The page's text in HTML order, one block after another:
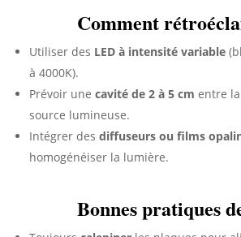
Comment
Utiliser des LED à intensité variable
à 4000K).
Prévoir unecavité de 2 à 5 cm entre
source lumineuse.
Intégrer desdiffuseurs ou films
homogénéiser la lumière.
Bonnes pratiques